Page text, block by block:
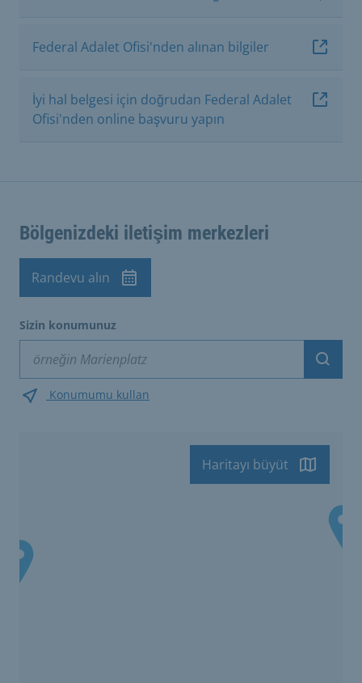
Federal Adalet Ofisi'nden alınan bilgiler
İyi hal belgesi için doğrudan Federal Adalet
Ofisi'nden online başvuru yapın
Bölgenizdeki iletişim merkezleri
Randevu alın
Sizin konumunuz
Konumumu kullan
Haritayı büyüt